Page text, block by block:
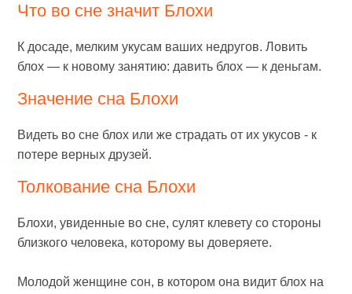
Что во сне значит Блохи
К досаде, мелким укусам ваших недругов. Ловить
блох — к новому занятию: давить блох — к деньгам.
Значение сна Блохи
Видеть во сне блох или же страдать от их укусов - к
потере верных друзей.
Толкование сна Блохи
Блохи, увиденные во сне, сулят клевету со стороны
близкого человека, которому вы доверяете.
Молодой женщине сон, в котором она видит блох на